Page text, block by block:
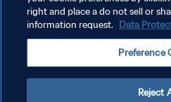
DATENSCHUTZ
NUTZUNGSBEDINGUNGEN
COOKIE-EINSTELLUNGEN VERWALTEN
right and place a do not sell or
information request. Data
Preference
Reject